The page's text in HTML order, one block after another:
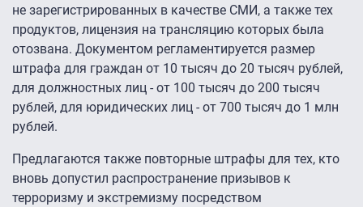
не зарегистрированных в качестве СМИ, а также тех
продуктов, лицензия на трансляцию которых была
отозвана. Документом регламентируется размер
штрафа для граждан от 10 тысяч до 20 тысяч рублей,
для должностных лиц - от 100 тысяч до 200 тысяч
рублей, для юридических лиц - от 700 тысяч до 1 млн
рублей.
Предлагаются также повторные штрафы для тех, кто
вновь допустил распространение призывов к
терроризму и экстремизму посредством